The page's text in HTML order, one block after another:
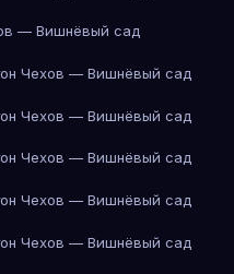
— Вишнёвый сад
Чехов — Вишнёвый сад
Чехов — Вишнёвый сад
Чехов — Вишнёвый сад
Чехов — Вишнёвый сад
Чехов — Вишнёвый сад